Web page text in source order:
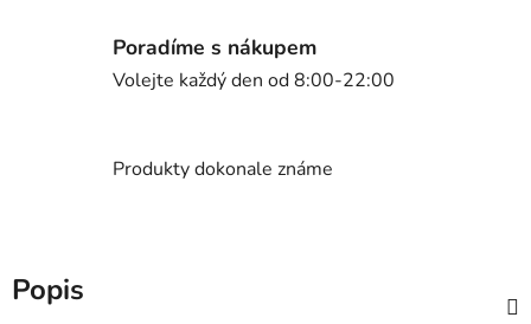
Poradíme s nákupem
Volejte každý den od 8:00-22:00
Produkty dokonale známe
Popis